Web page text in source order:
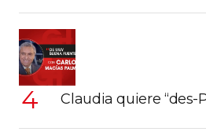
Claudia quiere “des-